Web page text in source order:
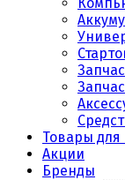
Товары для
Акции
Бренды